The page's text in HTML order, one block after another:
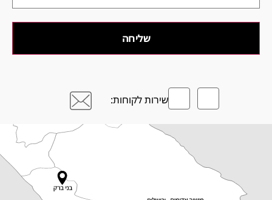
שירות לקוחות: